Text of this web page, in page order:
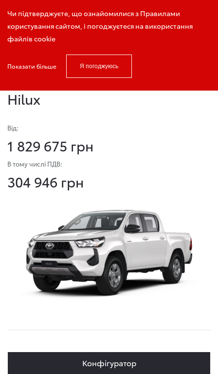
Чи підтверджуєте, що ознайомилися з Правилами
користування сайтом, і погоджуєтеся на використання
файлів cookie
Показати більше Я погоджуюсь
Запис на тест-драйв
Головна Модельний ряд Hilux
Hilux
Від:
1 829 675 грн
В тому числі ПДВ:
304 946 грн
Конфігуратор